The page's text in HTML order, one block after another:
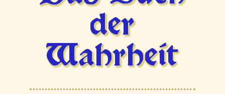
der
Wahrheit